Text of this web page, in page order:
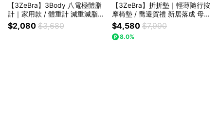
【3ZeBra】3Body 八電極體脂
計｜家用款 / 體重計 減重減脂幫
手 生日禮物 親朋送禮
$2,080 $3,680
【3ZeBra】折折墊｜輕薄隨行按
摩椅墊 / 喬遷賀禮 新居落成 母
親節禮物 父親節禮物 生日禮物
孝親禮
$4,580 $7,990
8.0%